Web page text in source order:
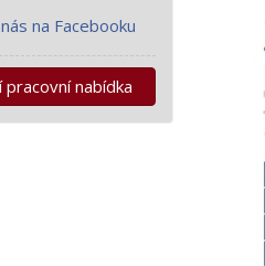
na Facebooku
pracovní nabídka